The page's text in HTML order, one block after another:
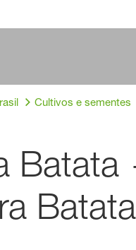
Cultivos e sementes